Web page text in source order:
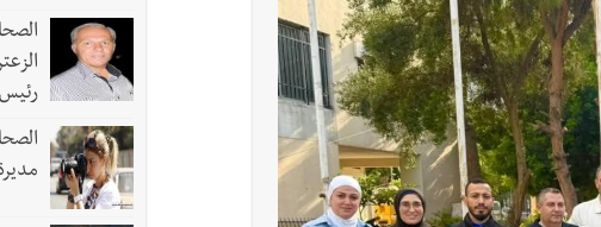
ميشال معلولي
إسرائيلي معادٍ لجرافة للجيش في بلدة المنصوري - صور
عملها في المنصوري ومعلومات أولية عن اصابة أحد العسكريين
رئيس